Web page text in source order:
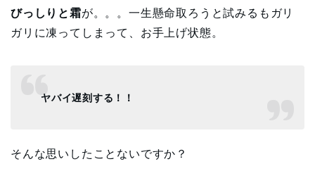
びっしりと霜が。。。一生懸命取ろうと試みるもガリ
ガリに凍ってしまって、お手上げ状態。
ヤバイ遅刻する！！
そんな思いしたことないですか？